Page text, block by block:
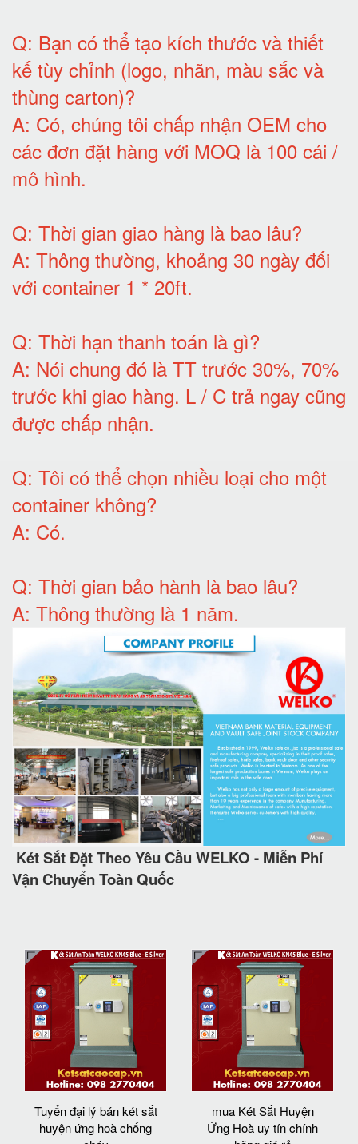
Q: Bạn có thể tạo kích thước và thiết
kế tùy chỉnh (logo, nhãn, màu sắc và
thùng carton)?
A: Có, chúng tôi chấp nhận OEM cho
các đơn đặt hàng với MOQ là 100 cái /
mô hình.
Q: Thời gian giao hàng là bao lâu?
A: Thông thường, khoảng 30 ngày đối
với container 1 * 20ft.
Q: Thời hạn thanh toán là gì?
A: Nói chung đó là TT trước 30%, 70%
trước khi giao hàng. L / C trả ngay cũng
được chấp nhận.
Q: Tôi có thể chọn nhiều loại cho một
container không?
A: Có.
Q: Thời gian bảo hành là bao lâu?
A: Thông thường là 1 năm.
Két Sắt Đặt Theo Yêu Cầu WELKO - Miễn Phí
Vận Chuyển Toàn Quốc
Tuyển đại lý bán két sắt
huyện ứng hoà chống
mua Két Sắt Huyện
Ứng Hoà uy tín chính